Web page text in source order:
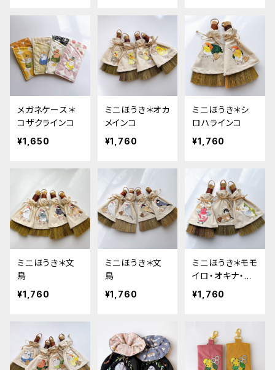
メガネケース＊
コザクラインコ
¥1,650
ミニほうき＊オカ
メインコ
¥1,760
ミニほうき＊シ
ロハラインコ
¥1,760
ミニほうき＊文
鳥
¥1,760
ミニほうき＊文
鳥
¥1,760
ミニほうき＊モモ
イロ・オキナ・ス
ズメ
¥1,760